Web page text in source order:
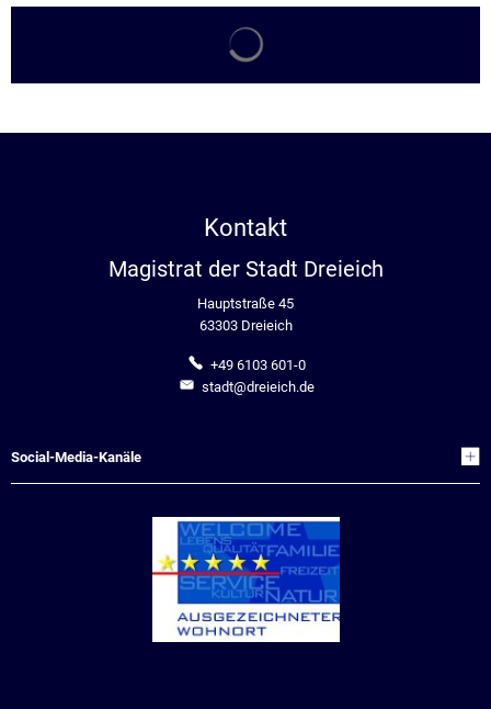
Kontakt
Magistrat der Stadt Dreieich
Hauptstraße 45
63303 Dreieich
+49 6103 601-0
stadt@dreieich.de
Social-Media-Kanäle